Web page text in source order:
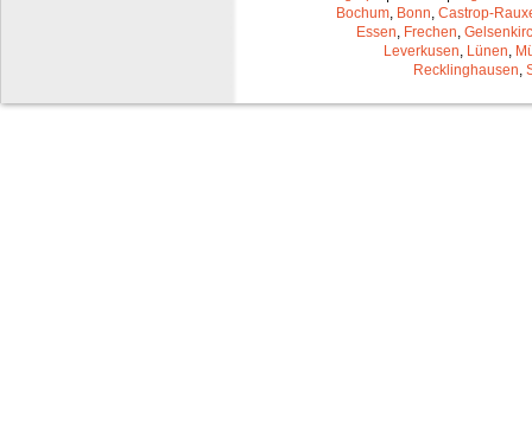
Bochum, Bonn, Castrop-
Essen, Frechen,
Leverkusen, Lünen,
Recklinghausen,